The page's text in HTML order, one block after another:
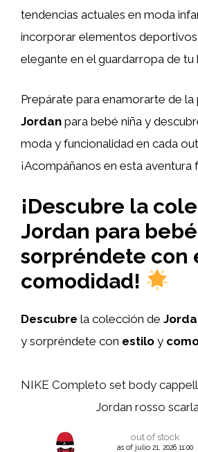
tendencias actuales en moda
incorporar elementos deportivos
elegante en el guardarropa de tu
Prepárate para enamorarte de
Jordan para bebé niña y
moda y funcionalidad en cada
¡Acompáñanos en esta aventura
¡Descubre la
Jordan para
sorpréndete con
comodidad!
Descubre la colección de
y sorpréndete con estilo y
NIKE Completo set body
Jordan rosso
out of stock
as of julio 21, 2026 11:00